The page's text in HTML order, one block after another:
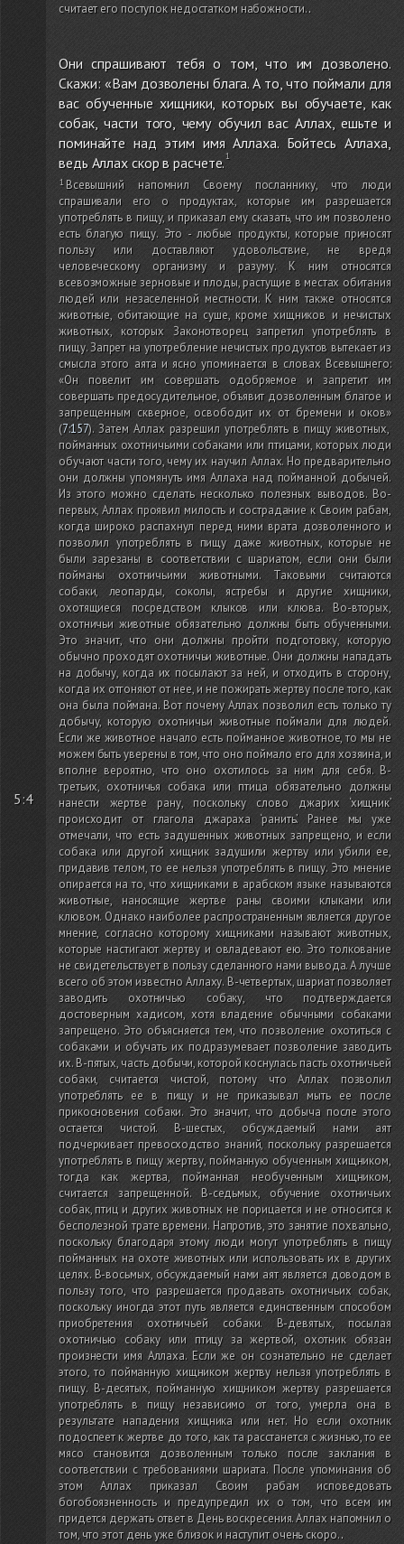
считает его поступок недостатком набожности..
5:4
Они спрашивают тебя о том, что им дозволено.
Скажи: «Вам дозволены блага. А то, что поймали для
вас обученные хищники, которых вы обучаете, как
собак, части того, чему обучил вас Аллах, ешьте и
поминайте над этим имя Аллаха. Бойтесь Аллаха,
ведь Аллах скор в расчете.
Всевышний напомнил Своему посланнику, что люди
спрашивали его о продуктах, которые им разрешается
употреблять в пищу, и приказал ему сказать, что им позволено
есть благую пищу. Это - любые продукты, которые приносят
пользу или доставляют удовольствие, не вредя
человеческому организму и разуму. К ним относятся
всевозможные зерновые и плоды, растущие в местах обитания
людей или незаселенной местности. К ним также относятся
животные, обитающие на суше, кроме хищников и нечистых
животных, которых Законотворец запретил употреблять в
пищу. Запрет на употребление нечистых продуктов вытекает из
смысла этого аята и ясно упоминается в словах Всевышнего:
«Он повелит им совершать одобряемое и запретит им
совершать предосудительное, объявит дозволенным благое и
запрещенным скверное, освободит их от бремени и оков»
(7:157). Затем Аллах разрешил употреблять в пищу животных,
пойманных охотничьими собаками или птицами, которых люди
обучают части того, чему их научил Аллах. Но предварительно
они должны упомянуть имя Аллаха над пойманной добычей.
Из этого можно сделать несколько полезных выводов. Во-
первых, Аллах проявил милость и сострадание к Своим рабам,
когда широко распахнул перед ними врата дозволенного и
позволил употреблять в пищу даже животных, которые не
были зарезаны в соответствии с шариатом, если они были
пойманы охотничьими животными. Таковыми считаются
собаки, леопарды, соколы, ястребы и другие хищники,
охотящиеся посредством клыков или клюва. Во-вторых,
охотничьи животные обязательно должны быть обученными.
Это значит, что они должны пройти подготовку, которую
обычно проходят охотничьи животные. Они должны нападать
на добычу, когда их посылают за ней, и отходить в сторону,
когда их отгоняют от нее, и не пожирать жертву после того, как
она была поймана. Вот почему Аллах позволил есть только ту
добычу, которую охотничьи животные поймали для людей.
Если же животное начало есть пойманное животное, то мы не
можем быть уверены в том, что оно поймало его для хозяина, и
вполне вероятно, что оно охотилось за ним для себя. В-
третьих, охотничья собака или птица обязательно должны
нанести жертве рану, поскольку слово джарих ‘хищник’
происходит от глагола джараха ‘ранить’. Ранее мы уже
отмечали, что есть задушенных животных запрещено, и если
собака или другой хищник задушили жертву или убили ее,
придавив телом, то ее нельзя употреблять в пищу. Это мнение
опирается на то, что хищниками в арабском языке называются
животные, наносящие жертве раны своими клыками или
клювом. Однако наиболее распространенным является другое
мнение, согласно которому хищниками называют животных,
которые настигают жертву и овладевают ею. Это толкование
не свидетельствует в пользу сделанного нами вывода. А лучше
всего об этом известно Аллаху. В-четвертых, шариат позволяет
заводить охотничью собаку, что подтверждается
достоверным хадисом, хотя владение обычными собаками
запрещено. Это объясняется тем, что позволение охотиться с
собаками и обучать их подразумевает позволение заводить
их. В-пятых, часть добычи, которой коснулась пасть охотничьей
собаки, считается чистой, потому что Аллах позволил
употреблять ее в пищу и не приказывал мыть ее после
прикосновения собаки. Это значит, что добыча после этого
остается чистой. В-шестых, обсуждаемый нами аят
подчеркивает превосходство знаний, поскольку разрешается
употреблять в пищу жертву, пойманную обученным хищником,
тогда как жертва, пойманная необученным хищником,
считается запрещенной. В-седьмых, обучение охотничьих
собак, птиц и других животных не порицается и не относится к
бесполезной трате времени. Напротив, это занятие похвально,
поскольку благодаря этому люди могут употреблять в пищу
пойманных на охоте животных или использовать их в других
целях. В-восьмых, обсуждаемый нами аят является доводом в
пользу того, что разрешается продавать охотничьих собак,
поскольку иногда этот путь является единственным способом
приобретения охотничьей собаки. В-девятых, посылая
охотничью собаку или птицу за жертвой, охотник обязан
произнести имя Аллаха. Если же он сознательно не сделает
этого, то пойманную хищником жертву нельзя употреблять в
пищу. В-десятых, пойманную хищником жертву разрешается
употреблять в пищу независимо от того, умерла она в
результате нападения хищника или нет. Но если охотник
подоспеет к жертве до того, как та расстанется с жизнью, то ее
мясо становится дозволенным только после заклания в
соответствии с требованиями шариата. После упоминания об
этом Аллах приказал Своим рабам исповедовать
богобоязненность и предупредил их о том, что всем им
придется держать ответ в День воскресения. Аллах напомнил о
том, что этот день уже близок и наступит очень скоро..